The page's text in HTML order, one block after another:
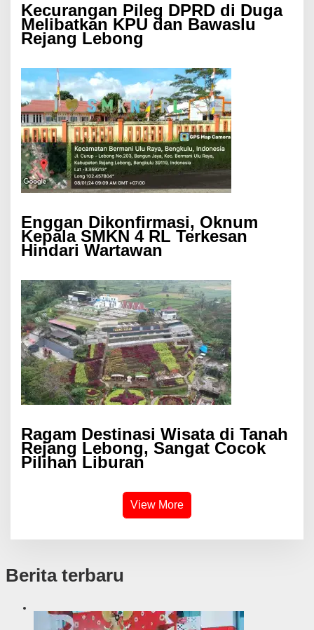
Kecurangan Pileg DPRD di Duga
Melibatkan KPU dan Bawaslu
Rejang Lebong
Enggan Dikonfirmasi, Oknum
Kepala SMKN 4 RL Terkesan
Hindari Wartawan
Ragam Destinasi Wisata di Tanah
Rejang Lebong, Sangat Cocok
Pilihan Liburan
View More
Berita terbaru